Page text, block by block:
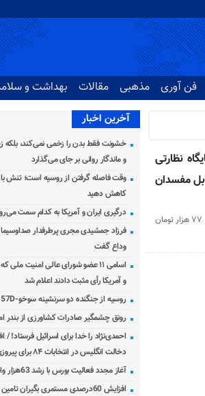
فن آوری مذهبی مقالات بهداشت و
نظارتی
مفسدان
وقتی استیضاح همتی را همراه با ۸۰ نماینده دیگر امضا کردیم قیمت دلار ۷۷ هزار تومان
آخرین اخبار
خشونت فقط بدن را زخمی نمی‌کند، بلکه
و ماندگار روانی بر جای می‌گذارد
وقت فاصله گرفتن از روسیه است؛ تنش با
کاهش دهید
درگیری ایران و آمریکا به کدام سمت
فرزاد جمشیدی مجری پرطرفدار صداوسیما
وداع گفت
اسامی ۱۱ عضو شورای عالی امنیت ملی
و آمریکا رأی مثبت دادند اعلام شد
روسیه از جنگنده دو سرنشینه سوخو-57D رونمایی کرد
رونق چشمگیر صادرات کشاورزی از بندر
احمدی‌نژاد را خدا برای اسرائیل فرستاد! /
دخالت انگلیس در انتخابات ۸۴ برای پیروزی احمدی‌نژاد!
آغاز مجدد فعالیت بورس با رشد 63هزار واحدی
افزایش 60درصدی مستمری بگیران تامین اجتماعی